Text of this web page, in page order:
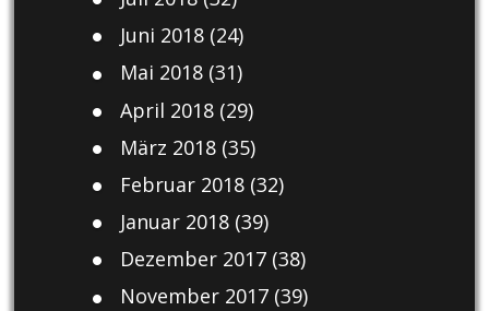
Juni 2018(24)
Mai 2018(31)
April 2018(29)
März 2018(35)
Februar 2018(32)
Januar 2018(39)
Dezember 2017(38)
November 2017(39)